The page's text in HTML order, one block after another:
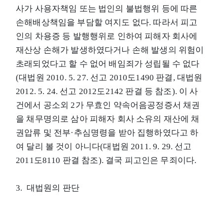
사가 사용자책임 또는 법인의 불법행위 등에 따른
손해배상책임을 부담할 여지도 없다. 따라서 피고
인의 차용증 등 발행행위로 인하여 피해자 회사에
재산상 손해가 발생하였다거나 손해 발생의 위험이
초래되었다고 할 수 없어 배임죄가 성립될 수 없다
(대법원 2010. 5. 27. 선고 2010도1490 판결, 대법원
2012. 5. 24. 선고 2012도2142 판결 등 참조). 이 사
건에서 공소외 2가 무효인 약속어음공정증서 채권
을 채무명의로 삼아 피해자 회사 소유의 재산에 채
권압류 및 전부·추심명령을 받아 집행하였다고 하
여 달리 볼 것이 아니다(대법원 2011. 9. 29. 선고
2011도8110 판결 참조). 결국 피고인은 무죄이다.
3. 대법원의 판단